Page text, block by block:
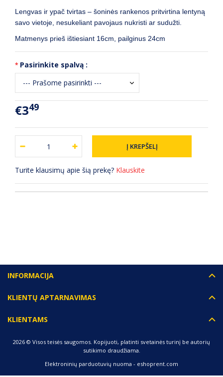
Lengvas ir ypač tvirtas – šoninės rankenos pritvirtina lentyną
savo vietoje, nesukeliant pavojaus nukristi ar sudužti.
Matmenys prieš ištiesiant 16cm, pailginus 24cm
Pasirinkite spalvą :
€349
Turite klausimų apie šią prekę? Klauskite
INFORMACIJA
KLIENTŲ APTARNAVIMAS
KLIENTAMS
2026 © Visos teisės saugomos. Kopijuoti, platinti svetainės turinį be autorių
sutikimo draudžiama.
Elektroninių parduotuvių nuoma - eshoprent.com